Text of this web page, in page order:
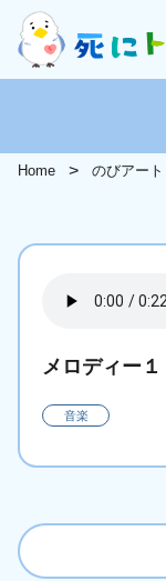
Home のびアート
メロディー１
音楽